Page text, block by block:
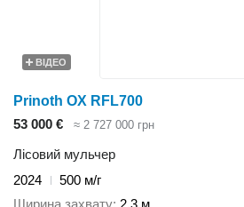
ВІДЕО
Prinoth OX RFL700
53 000 €
≈ 2 727 000 грн
Лісовий мульчер
2024
500 м/г
Ширина захвату 2,3 м